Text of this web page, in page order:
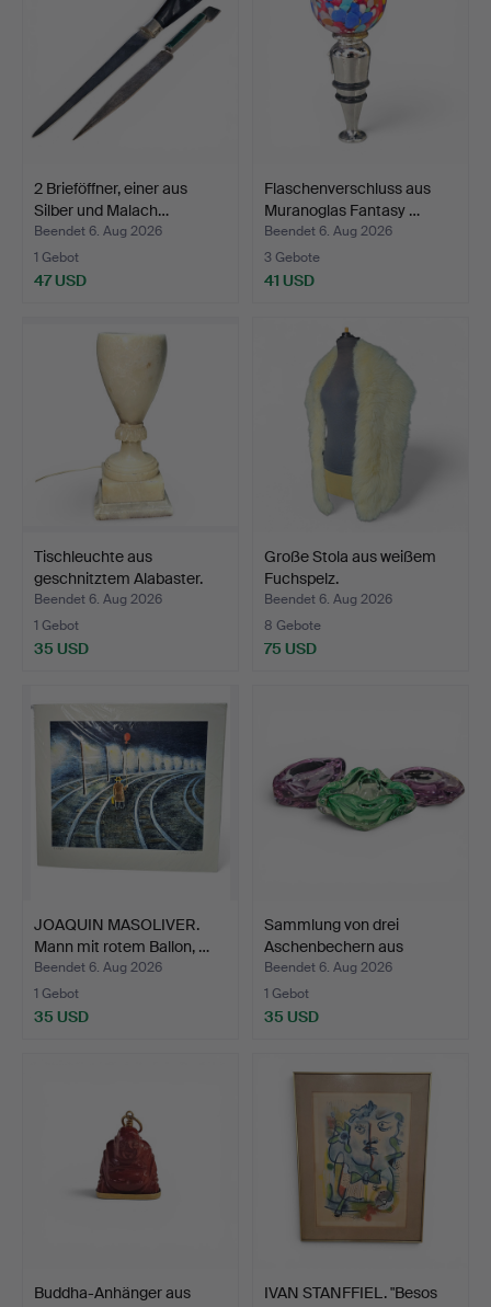
2 Brieföffner, einer aus
Silber und Malach…
Beendet 6. Aug 2026
1 Gebot
47 USD
Flaschenverschluss aus
Muranoglas Fantasy …
Beendet 6. Aug 2026
3 Gebote
41 USD
Tischleuchte aus
geschnitztem Alabaster.
Beendet 6. Aug 2026
1 Gebot
35 USD
Große Stola aus weißem
Fuchspelz.
Beendet 6. Aug 2026
8 Gebote
75 USD
JOAQUIN MASOLIVER.
Mann mit rotem Ballon, …
Beendet 6. Aug 2026
1 Gebot
35 USD
Sammlung von drei
Aschenbechern aus
Murano…
Beendet 6. Aug 2026
1 Gebot
35 USD
Buddha-Anhänger aus
IVAN STANFFIEL. "Besos